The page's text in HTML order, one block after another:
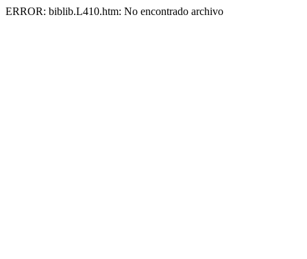
ERROR: biblib.L410.htm: No encontrado archivo